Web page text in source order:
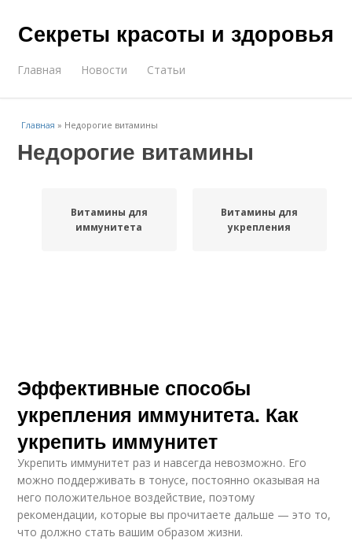
Секреты красоты и здоровья
Главная Новости Статьи
Главная » Недорогие витамины
Недорогие витамины
Витамины для
иммунитета
Витамины для
укрепления
Эффективные способы
укрепления иммунитета. Как
укрепить иммунитет
Укрепить иммунитет раз и навсегда невозможно. Его
можно поддерживать в тонусе, постоянно оказывая на
него положительное воздействие, поэтому
рекомендации, которые вы прочитаете дальше — это то,
что должно стать вашим образом жизни.